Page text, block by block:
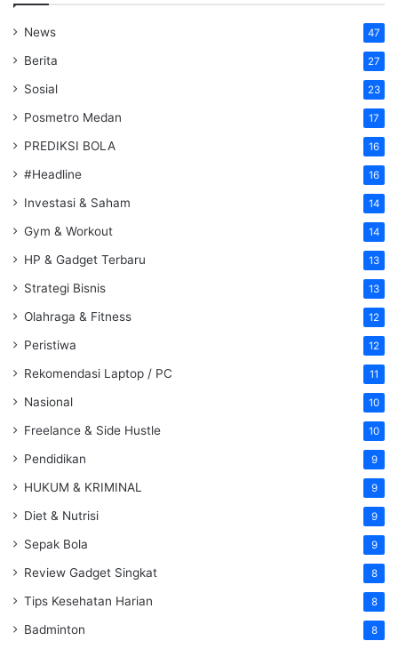
News 47
Berita 27
Sosial 23
Posmetro Medan 17
PREDIKSI BOLA 16
#Headline 16
Investasi & Saham 14
Gym & Workout 14
HP & Gadget Terbaru 13
Strategi Bisnis 13
Olahraga & Fitness 12
Peristiwa 12
Rekomendasi Laptop / PC 11
Nasional 10
Freelance & Side Hustle 10
Pendidikan 9
HUKUM & KRIMINAL 9
Diet & Nutrisi 9
Sepak Bola 9
Review Gadget Singkat 8
Tips Kesehatan Harian 8
Badminton 8